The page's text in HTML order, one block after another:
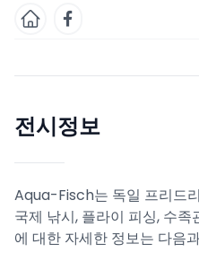
전시정보
Aqua-Fisch는 독일 프리드
국제 낚시, 플라이 피싱, 수
에 대한 자세한 정보는 다음